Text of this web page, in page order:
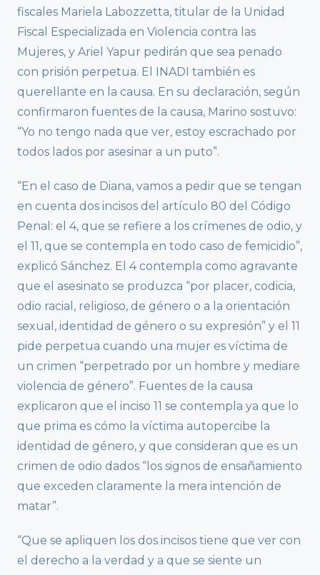
fiscales Mariela Labozzetta, titular de la Unidad
Fiscal Especializada en Violencia contra las
Mujeres, y Ariel Yapur pedirán que sea penado
con prisión perpetua. El INADI también es
querellante en la causa. En su declaración, según
confirmaron fuentes de la causa, Marino sostuvo:
“Yo no tengo nada que ver, estoy escrachado por
todos lados por asesinar a un puto”.
“En el caso de Diana, vamos a pedir que se tengan
en cuenta dos incisos del artículo 80 del Código
Penal: el 4, que se refiere a los crímenes de odio, y
el 11, que se contempla en todo caso de femicidio”,
explicó Sánchez. El 4 contempla como agravante
que el asesinato se produzca “por placer, codicia,
odio racial, religioso, de género o a la orientación
sexual, identidad de género o su expresión” y el 11
pide perpetua cuando una mujer es víctima de
un crimen “perpetrado por un hombre y mediare
violencia de género”. Fuentes de la causa
explicaron que el inciso 11 se contempla ya que lo
que prima es cómo la víctima autopercibe la
identidad de género, y que consideran que es un
crimen de odio dados “los signos de ensañamiento
que exceden claramente la mera intención de
matar”.
“Que se apliquen los dos incisos tiene que ver con
el derecho a la verdad y a que se siente un